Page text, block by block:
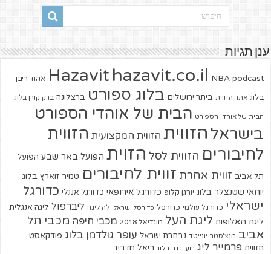
ענן תגיות
Hazavit hazavit.co.il NBA podcast אהוד ריבן
בלוג אתר הזווית ביתר ירושלים בלוג ספורט ברצלונה ברק קורן בלוג
הבית של אוהדי הספורט הבית של אוהדי הספורט
בישראל הזווית הזווית המקצועית הזווית
לחיבורים הזווית לסל הזוית הפועל באר שבע הפועל
תל אביב זווית אחרת זווית לחיבורים טמיר זוארץ בלוג
יוחאי שטנצלר בלוג יורגן קלופ כדורגל אירופאי כדורגל אנגלי כדורגל
ישראלי כדורגל עולמי כדורסל כדורסל ישראלי לה ליגה ליברפול ליגה אנגלית
ליגת האלופות ליגת העל מונדיאל 2018 מכבי חיפה מכבי תל
אביב מנצ'סטר יונייטד נבחרת ישראל עופר גולדמן בלוג פודקאסט
הזווית פרמייר ליג רועי זגה בלוג ריאל מדריד